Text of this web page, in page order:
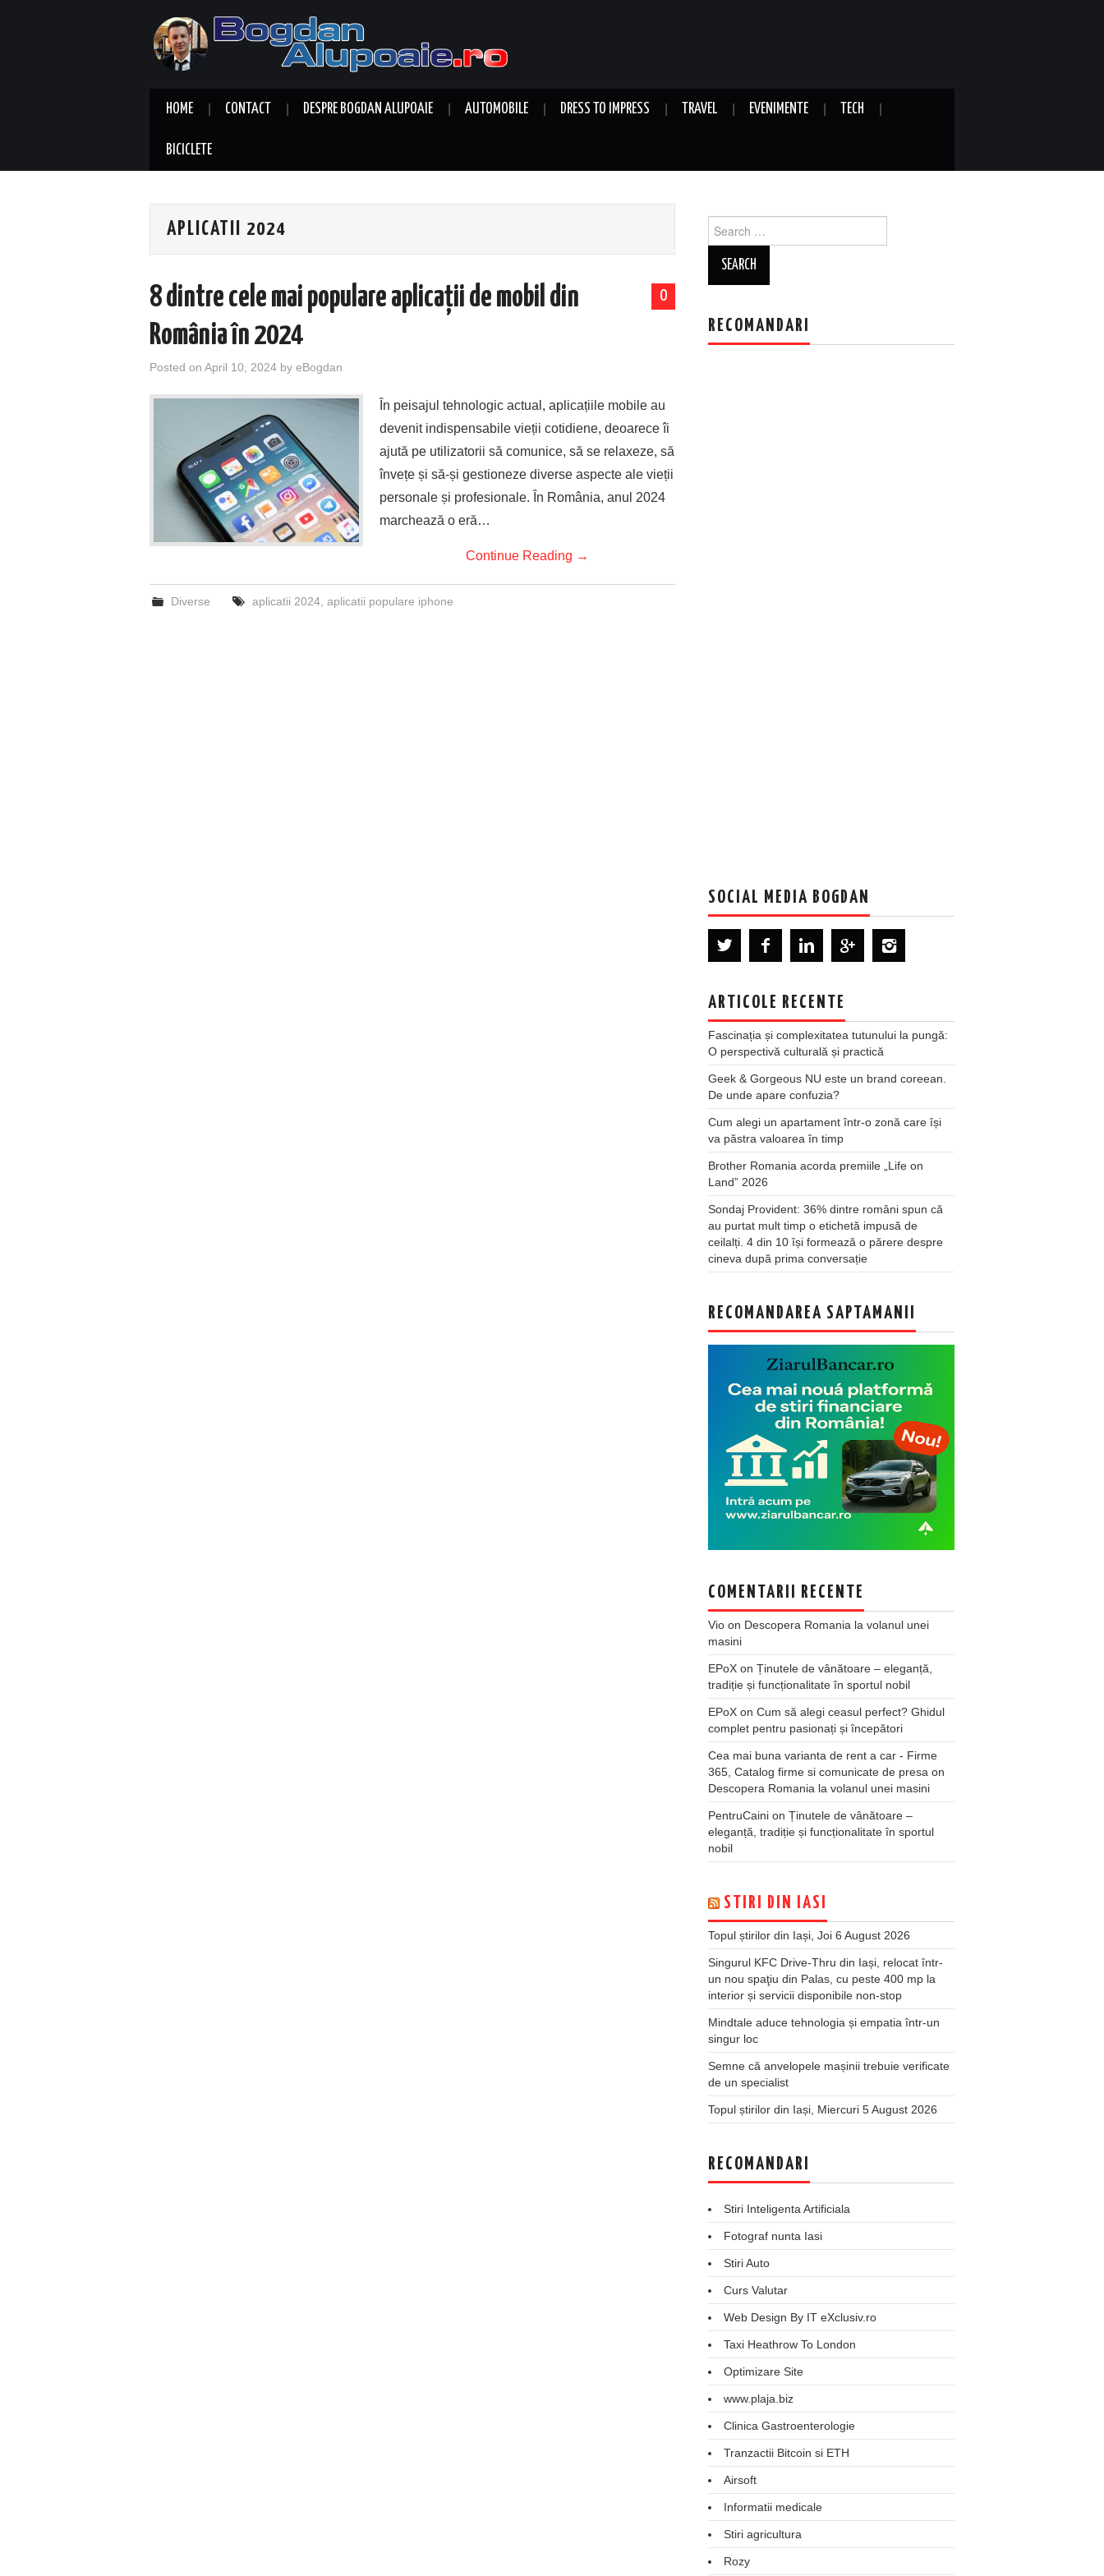
HOME CONTACT DESPRE BOGDAN ALUPOAIE AUTOMOBILE DRESS TO IMPRESS TRAVEL EVENIMENTE TECH
BICICLETE
APLICATII 2024
0
8 dintre cele mai populare aplicații de mobil din
România în 2024
Posted on April 10, 2024 by eBogdan
În peisajul tehnologic actual, aplicațiile mobile au
devenit indispensabile vieții cotidiene, deoarece îi
ajută pe utilizatorii să comunice, să se relaxeze, să
învețe și să-și gestioneze diverse aspecte ale vieții
personale și profesionale. În România, anul 2024
marchează o eră…
Continue Reading →
Diverse aplicatii 2024, aplicatii populare iphone
for:
RECOMANDARI
SOCIAL MEDIA BOGDAN
ARTICOLE RECENTE
Fascinația și complexitatea tutunului la pungă:
O perspectivă culturală și practică
Geek & Gorgeous NU este un brand coreean.
De unde apare confuzia?
Cum alegi un apartament într-o zonă care își
va păstra valoarea în timp
Brother Romania acorda premiile „Life on
Land” 2026
Sondaj Provident: 36% dintre români spun că
au purtat mult timp o etichetă impusă de
ceilalți. 4 din 10 își formează o părere despre
cineva după prima conversație
RECOMANDAREA SAPTAMANII
COMENTARII RECENTE
Vio on Descopera Romania la volanul unei
masini
EPoX on Ținutele de vânătoare – eleganță,
tradiție și funcționalitate în sportul nobil
EPoX on Cum să alegi ceasul perfect? Ghidul
complet pentru pasionați și începători
Cea mai buna varianta de rent a car - Firme
365, Catalog firme si comunicate de presa on
Descopera Romania la volanul unei masini
PentruCaini on Ținutele de vânătoare –
eleganță, tradiție și funcționalitate în sportul
nobil
STIRI DIN IASI
Topul știrilor din Iași, Joi 6 August 2026
Singurul KFC Drive-Thru din Iași, relocat într-
un nou spaţiu din Palas, cu peste 400 mp la
interior și servicii disponibile non-stop
Mindtale aduce tehnologia și empatia într-un
singur loc
Semne că anvelopele mașinii trebuie verificate
de un specialist
Topul știrilor din Iași, Miercuri 5 August 2026
RECOMANDARI
Stiri Inteligenta Artificiala
Fotograf nunta Iasi
Stiri Auto
Curs Valutar
Web Design By IT eXclusiv.ro
Taxi Heathrow To London
Optimizare Site
www.plaja.biz
Clinica Gastroenterologie
Tranzactii Bitcoin si ETH
Airsoft
Informatii medicale
Stiri agricultura
Rozy